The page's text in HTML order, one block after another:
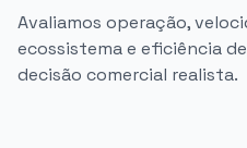
Avaliamos operação,
ecossistema e eficiência
decisão comercial realista.